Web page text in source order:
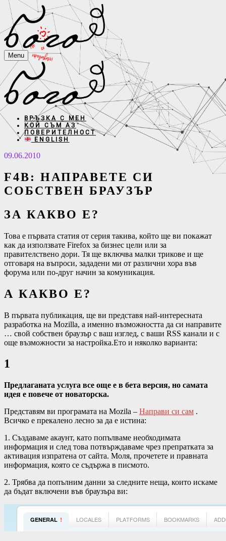
Menu
ВРЪЗКА С МЕН
КОЙ СЪМ АЗ
ПОВЕРИТЕЛНОСТ
ENGLISH
09.06.2010
F4B: НАПРАВЕТЕ СИ
СОБСТВЕН БРАУЗЪР
ЗА КАКВО Е?
Това е първата статия от серия такива, който ще ви покажат
как да използвате Firefox за бизнес цели или за
правителствено дори. Тя ще включва малки трикове и ще
отговаря на въпроси, зададени ми от различни хора във
форума или по-друг начин за комуникация.
А КАКВО Е?
В първата публикация, ще ви представя най-интересната
разработка на Mozilla, а именно възможността да си направите
… свой собствен браузър с ваш изглед, с ваши RSS канали и с
още възможности за настройка.Ето и няколко варианта:
1
Предлаганата услуга все още е в бета версия, но самата
идея е повече от новаторска.
Представям ви програмата на Mozila – Направи си сам .
Всичко е прекалено лесно за да е истина:
1. Създаваме акаунт, като попълваме необходимата
информация и след това потвърждаваме чрез препратката за
активация изпратена от сайта. Моля, прочетете и правната
информация, която се съдържа в писмото.
2. Трябва да попълним данни за следните неща, които искаме
да бъдат включени във браузъра ви: